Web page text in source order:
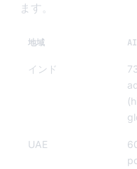
ます。
地域
インド
UAE